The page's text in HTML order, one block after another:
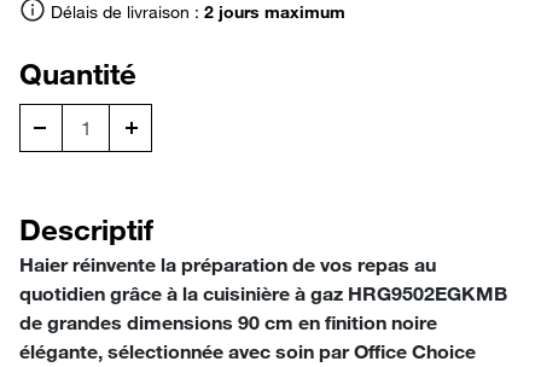
Délais de livraison : 2 jours maximum
Quantité
Descriptif
Haier réinvente la préparation de vos repas au
quotidien grâce à la cuisinière à gaz HRG9502EGKMB
de grandes dimensions 90 cm en finition noire
élégante, sélectionnée avec soin par Office Choice